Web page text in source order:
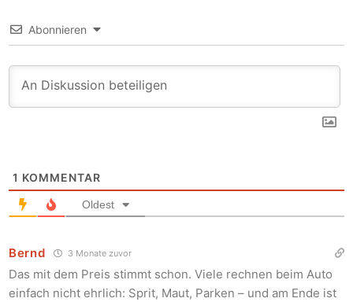
Abonnieren
1 KOMMENTAR
Oldest
Bernd 3 Monate zuvor
Das mit dem Preis stimmt schon. Viele rechnen beim Auto
einfach nicht ehrlich: Sprit, Maut, Parken – und am Ende ist